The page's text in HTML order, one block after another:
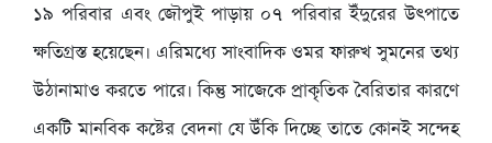
১৯ পরিবার এবং জৌপুই পাড়ায় ০৭ পরিবার ইঁদুরের উৎপাতে
ক্ষতিগ্রস্ত হয়েছেন। এরিমধ্যে সাংবাদিক ওমর ফারুখ সুমনের তথ্য
উঠানামাও করতে পারে। কিন্তু সাজেকে প্রাকৃতিক বৈরিতার কারণে
একটি মানবিক কষ্টের বেদনা যে উঁকি দিচ্ছে তাতে কোনই সন্দেহ